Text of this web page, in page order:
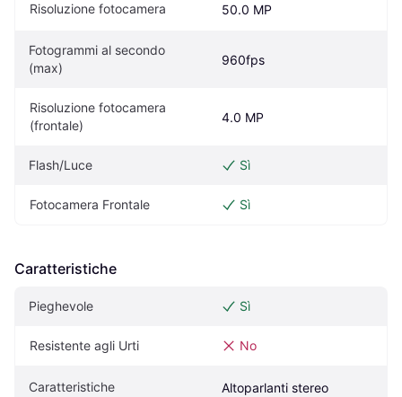
Risoluzione fotocamera 50.0 MP
Fotogrammi al secondo
(max)
960fps
Risoluzione fotocamera
(frontale)
4.0 MP
Flash/Luce Sì
Fotocamera Frontale Sì
Caratteristiche
Pieghevole Sì
Resistente agli Urti No
Caratteristiche Altoparlanti stereo